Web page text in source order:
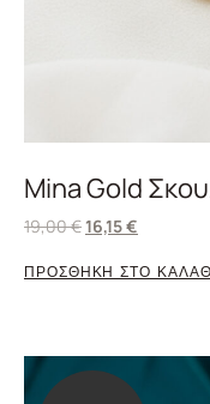
Mina Gold
19,00€ 16,15€
ΠΡΟΣΘΗΚΗ ΣΤΟ ΚΑΛΑΘΙ